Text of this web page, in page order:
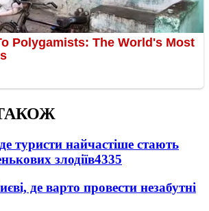
туристи найчастіше стають
злодіїв4335
де варто провести незабутні